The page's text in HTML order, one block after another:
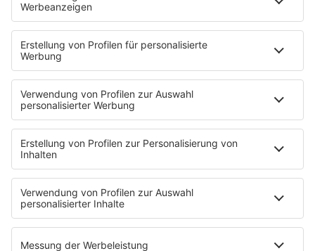
SERVICE
Wetter
Verkehr & Blitzer
Weggehtipps
Jobbörse
Tipps und Tricks
SALÜ BONUS